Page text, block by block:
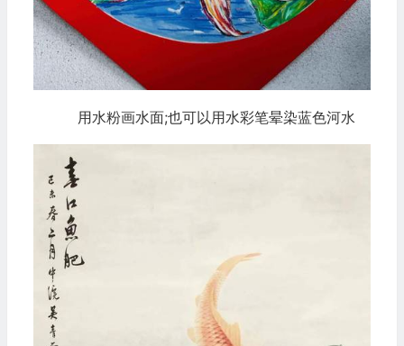
用水粉画水面;也可以用水彩笔晕染蓝色河水